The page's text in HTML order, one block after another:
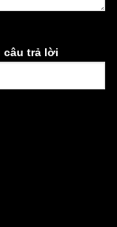
câu trả lời